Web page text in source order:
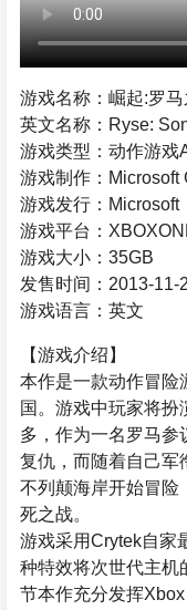
游戏名称：崛起:罗马
英文名称：Ryse:
游戏类型：动作游戏
游戏制作：Microsoft
游戏发行：Microsoft
游戏平台：
游戏大小：35GB
发售时间：2013-11-
游戏语言：英文
【游戏介绍】
本作是一款动作冒险
国。游戏中玩家将扮
多，作为一名罗马参
复仇，而随着自己军
不列颠海岸开始冒险
死之战。
游戏采用Crytek自家
种特效将次世代主机
节本作充分发挥